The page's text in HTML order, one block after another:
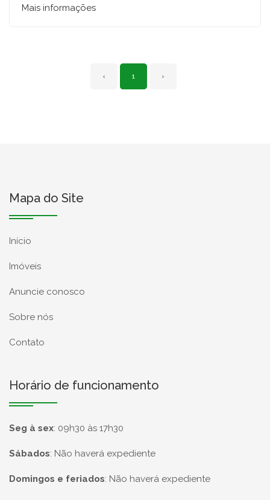
Mais informações
‹ 1 ›
Mapa do Site
Início
Imóveis
Anuncie conosco
Sobre nós
Contato
Horário de funcionamento
Seg à sex: 09h30 às 17h30
Sábados: Não haverá expediente
Domingos e feriados: Não haverá expediente